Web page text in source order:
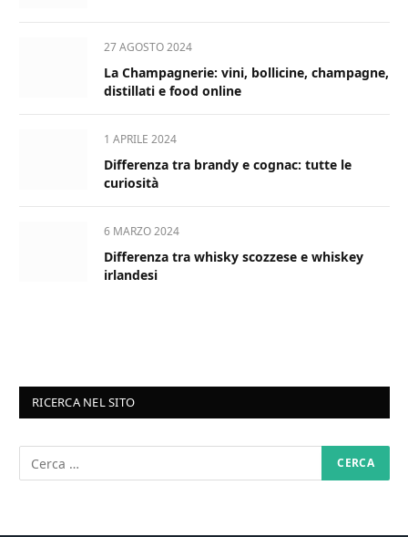
27 AGOSTO 2024
La Champagnerie: vini, bollicine, champagne,
distillati e food online
1 APRILE 2024
Differenza tra brandy e cognac: tutte le
curiosità
6 MARZO 2024
Differenza tra whisky scozzese e whiskey
irlandesi
RICERCA NEL SITO